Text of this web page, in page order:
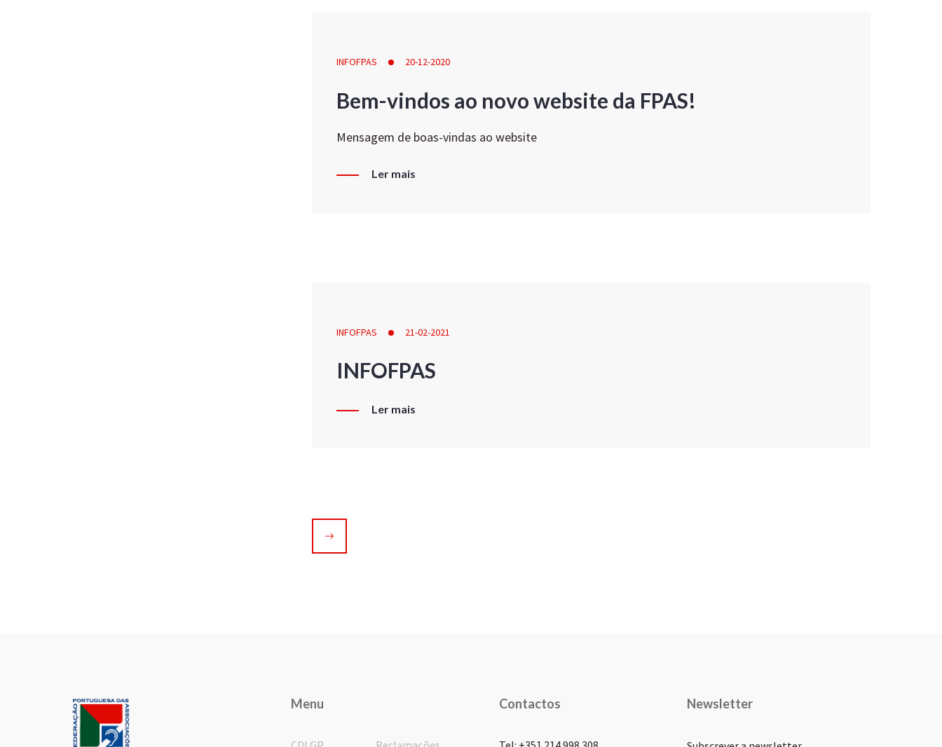
INFOFPAS 20-12-2020
Bem-vindos ao novo website da FPAS!
Mensagem de boas-vindas ao website
Ler mais
INFOFPAS 21-02-2021
INFOFPAS
Ler mais
Menu Contactos Newsletter